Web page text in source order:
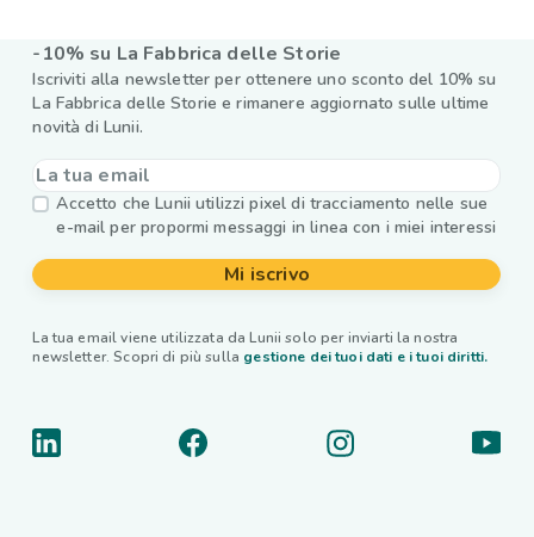
-10% su La Fabbrica delle Storie
Iscriviti alla newsletter per ottenere uno sconto del 10% su
La Fabbrica delle Storie e rimanere aggiornato sulle ultime
novità di Lunii.
Accetto che Lunii utilizzi pixel di tracciamento nelle sue
e-mail per propormi messaggi in linea con i miei interessi
Mi iscrivo
La tua email viene utilizzata da Lunii solo per inviarti la nostra
newsletter. Scopri di più sulla gestione dei tuoi dati e i tuoi diritti.